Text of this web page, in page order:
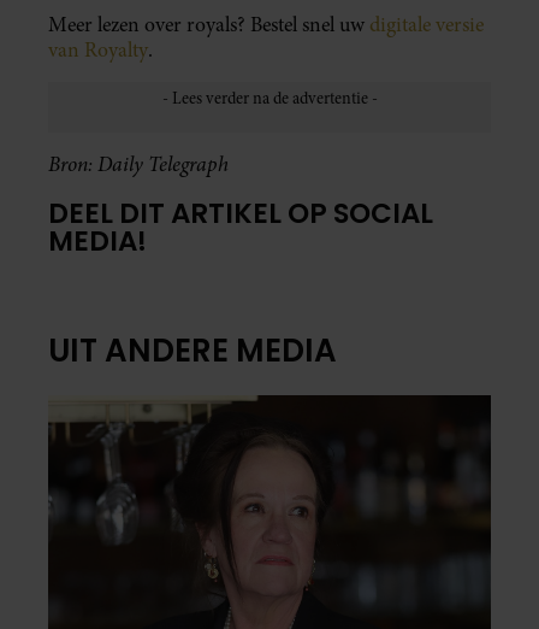
Meer lezen over royals? Bestel snel uw digitale versie
van Royalty.
Bron: Daily Telegraph
DEEL DIT ARTIKEL OP SOCIAL
MEDIA!
UIT ANDERE MEDIA